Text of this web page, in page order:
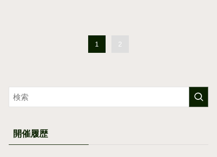
1 2
開催履歴